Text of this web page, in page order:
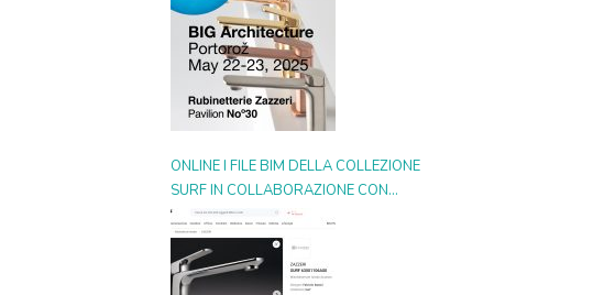
ONLINE I FILE BIM DELLA COLLEZIONE
SURF IN COLLABORAZIONE CON
ARCHIPRODUCTS.COM